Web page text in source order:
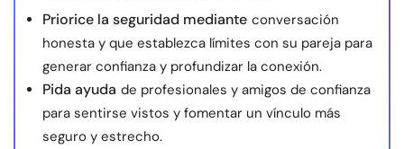
Priorice la seguridad mediante conversación
honesta y que establezca límites con su pareja para
generar confianza y profundizar la conexión.
Pida ayuda de profesionales y amigos de confianza
para sentirse vistos y fomentar un vínculo más
seguro y estrecho.